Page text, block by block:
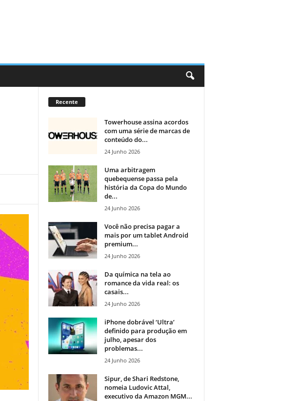
Recente
Towerhouse assina acordos
com uma série de marcas de
conteúdo do...
24 Junho 2026
Uma arbitragem
quebequense passa pela
história da Copa do Mundo
de...
24 Junho 2026
Você não precisa pagar a
mais por um tablet Android
premium...
24 Junho 2026
Da química na tela ao
romance da vida real: os
casais...
24 Junho 2026
iPhone dobrável ‘Ultra’
definido para produção em
julho, apesar dos
problemas...
24 Junho 2026
Sipur, de Shari Redstone,
nomeia Ludovic Attal,
executivo da Amazon MGM...